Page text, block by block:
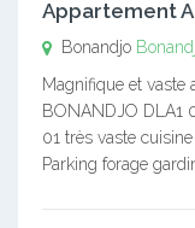
Appartement
Bonandjo
Magnifique et
BONANDJO DLA1
01 très vaste
Parking forage